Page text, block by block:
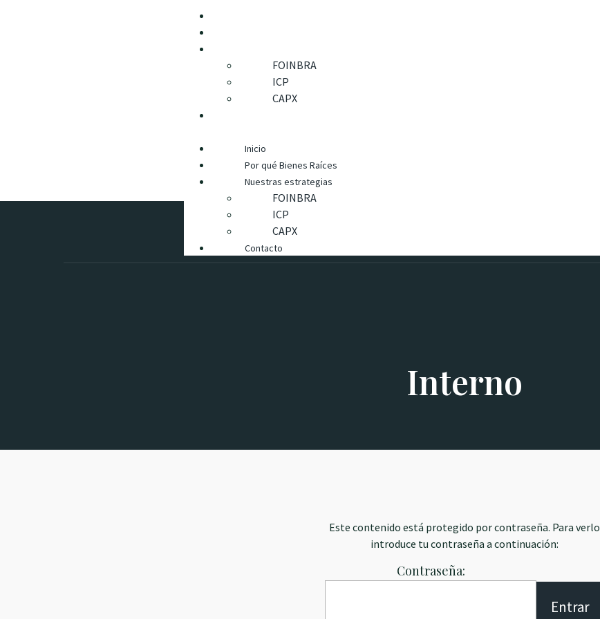
FOINBRA
ICP
CAPX
Inicio
Por qué Bienes Raíces
Nuestras estrategias
FOINBRA
ICP
CAPX
Contacto
Interno
Este contenido está protegido por contraseña. Para verlo
introduce tu contraseña a continuación:
Contraseña: